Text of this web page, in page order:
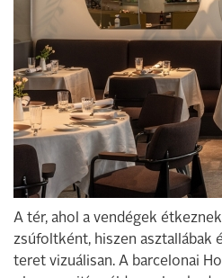
A tér, ahol a vendégek
zsúfoltként, hiszen asztallábak
teret vizuálisan. A barcelonai